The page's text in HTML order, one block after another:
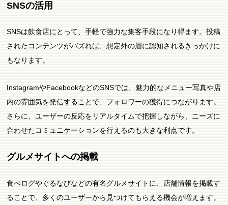
SNSの活用
SNSは飲食店にとって、手軽で強力な集客手段になり得ます。投稿
されたコンテンツがバズれば、想定外の層に認知されるきっかけに
もなります。
InstagramやFacebookなどのSNSでは、魅力的なメニュー写真や店
内の雰囲気を発信することで、フォロワーの獲得につながります。
さらに、ユーザーの反応をリアルタイムで把握しながら、ニーズに
合わせたコミュニケーションを行えるのも大きな利点です。
グルメサイトへの掲載
食べログやぐるなびなどの有名グルメサイトに、店舗情報を掲載す
ることで、多くのユーザーから見つけてもらえる機会が増えます。